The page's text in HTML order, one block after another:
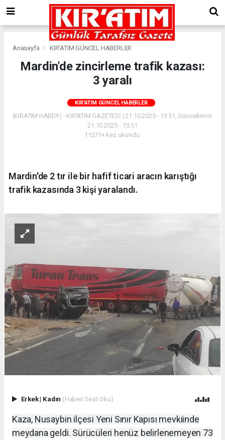
Anasayfa KIR'ATIM GÜNCEL HABERLER
Mardin'de zincirleme trafik kazası:
3 yaralı
KIR'ATIM GÜNCEL HABERLER
(KIRATIM HABER) - KIR'ATIM GAZETESİ | 21.10.2025 - 13:51, Güncelleme:
21.10.2025 - 13:51
11571+ kez okundu.
Mardin'de 2 tır ile bir hafif ticari aracın karıştığı
trafik kazasında 3 kişi yaralandı.
Erkek| Kadın (Haberi Sesli Oku)
Kaza, Nusaybin ilçesi Yeni Sınır Kapısı mevkiinde
meydana geldi. Sürücüleri henüz belirlenemeyen 73